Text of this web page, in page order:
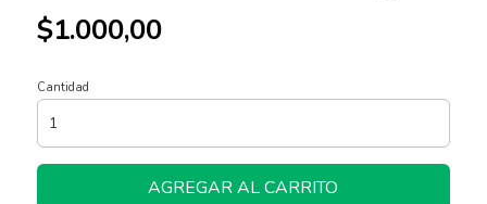
$1.000,00
Cantidad
AGREGAR AL CARRITO